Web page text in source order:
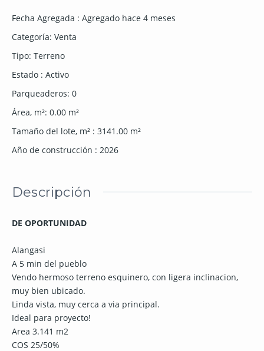
Fecha Agregada : Agregado hace 4 meses
Categoría: Venta
Tipo: Terreno
Estado : Activo
Parqueaderos: 0
Área, m²: 0.00 m²
Tamaño del lote, m² : 3141.00 m²
Año de construcción : 2026
Descripción
DE OPORTUNIDAD
Alangasi
A 5 min del pueblo
Vendo hermoso terreno esquinero, con ligera inclinacion,
muy bien ubicado.
Linda vista, muy cerca a via principal.
Ideal para proyecto!
Area 3.141 m2
COS 25/50%